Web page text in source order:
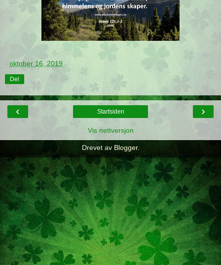
- oktober 16, 2019
Del
‹ ›
Startsiden
Vis nettversjon
Drevet av Blogger.